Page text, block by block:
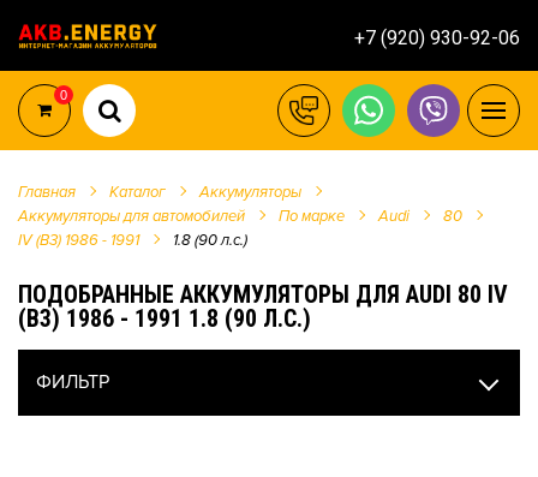
+7 (920) 930-92-06
0
Главная Каталог
Аккумуляторы
Аккумуляторы для автомобилей
По марке Audi
80
IV (B3) 1986 - 1991
1.8 (90 л.с.)
ПОДОБРАННЫЕ АККУМУЛЯТОРЫ ДЛЯ AUDI 80 IV
(B3) 1986 - 1991 1.8 (90 Л.С.)
ФИЛЬТР